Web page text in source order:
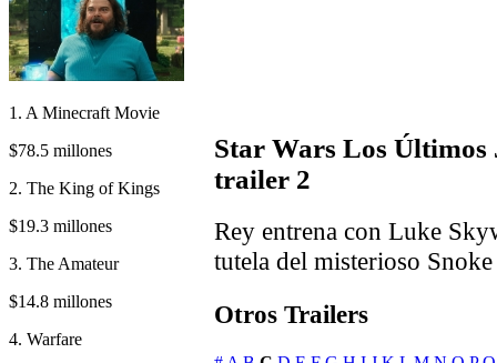
1. A Minecraft Movie
$78.5 millones
2. The King of Kings
$19.3 millones
3. The Amateur
$14.8 millones
4. Warfare
Star Wars Los
trailer 2
Rey entrena con Luke
tutela del misterioso
Otros Trailers